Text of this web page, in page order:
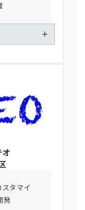
タマイ
発